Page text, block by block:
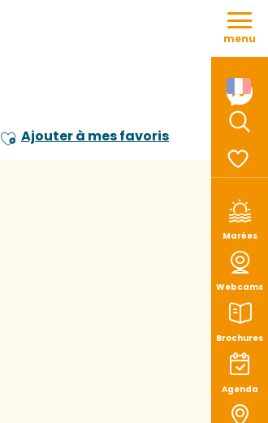
Aller
contenu
Marées
Webcams
Brochures
Agenda
menu
Ajouter aux favoris
Ajouter à mes favoris